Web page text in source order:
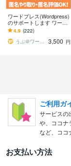
ワードプレス(Wordpress)
のサポートします ワード
プレス(Wordpress)、トラ
ブル、カスタマイズ
4.9 (222)
うぷ＠ワードプレス・WEB活用相談
3,500 円
ご利用ガ
サービスの
や、ココナ
など、ココ
お支払い方法